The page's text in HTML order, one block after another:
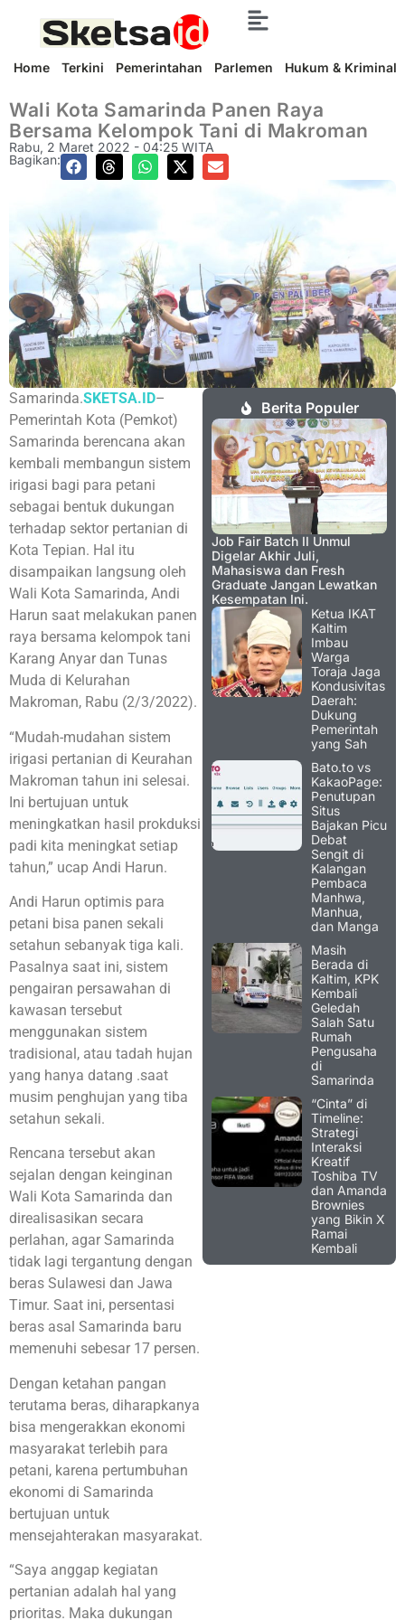
Home Terkini Pemerintahan Parlemen Hukum & Kriminal
Wali Kota Samarinda Panen Raya
Bersama Kelompok Tani di Makroman
Rabu, 2 Maret 2022 - 04:25 WITA
Bagikan:
Samarinda.SKETSA.ID–
Pemerintah Kota (Pemkot)
Samarinda berencana akan
kembali membangun sistem
irigasi bagi para petani
sebagai bentuk dukungan
terhadap sektor pertanian di
Kota Tepian. Hal itu
disampaikan langsung oleh
Wali Kota Samarinda, Andi
Harun saat melakukan panen
raya bersama kelompok tani
Karang Anyar dan Tunas
Muda di Kelurahan
Makroman, Rabu (2/3/2022).
“Mudah-mudahan sistem
irigasi pertanian di Keurahan
Makroman tahun ini selesai.
Ini bertujuan untuk
meningkatkan hasil prokduksi
padi kita meningkat setiap
tahun,” ucap Andi Harun.
Andi Harun optimis para
petani bisa panen sekali
setahun sebanyak tiga kali.
Pasalnya saat ini, sistem
pengairan persawahan di
kawasan tersebut
menggunakan sistem
tradisional, atau tadah hujan
yang hanya datang .saat
musim penghujan yang tiba
setahun sekali.
Rencana tersebut akan
sejalan dengan keinginan
Wali Kota Samarinda dan
direalisasikan secara
perlahan, agar Samarinda
tidak lagi tergantung dengan
beras Sulawesi dan Jawa
Timur. Saat ini, persentasi
beras asal Samarinda baru
memenuhi sebesar 17 persen.
Dengan ketahan pangan
terutama beras, diharapkanya
bisa mengerakkan ekonomi
masyarakat terlebih para
petani, karena pertumbuhan
ekonomi di Samarinda
bertujuan untuk
mensejahterakan masyarakat.
“Saya anggap kegiatan
pertanian adalah hal yang
prioritas. Maka dukungan
Berita Populer
Job Fair Batch II Unmul
Digelar Akhir Juli,
Mahasiswa dan Fresh
Graduate Jangan Lewatkan
Kesempatan Ini.
Ketua IKAT
Kaltim
Imbau
Warga
Toraja Jaga
Kondusivitas
Daerah:
Dukung
Pemerintah
yang Sah
Bato.to vs
KakaoPage:
Penutupan
Situs
Bajakan Picu
Debat
Sengit di
Kalangan
Pembaca
Manhwa,
Manhua,
dan Manga
Masih
Berada di
Kaltim, KPK
Kembali
Geledah
Salah Satu
Rumah
Pengusaha
di
Samarinda
“Cinta” di
Timeline:
Strategi
Interaksi
Kreatif
Toshiba TV
dan Amanda
Brownies
yang Bikin X
Ramai
Kembali